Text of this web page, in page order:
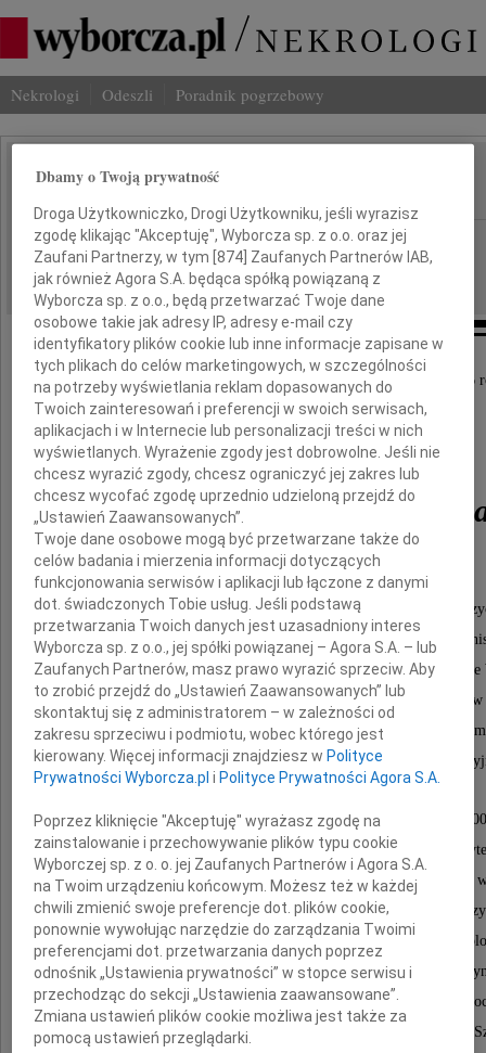
Nekrologi Odeszli Poradnik pogrzebowy
Irena Kamińska-Szmaj
REGION: Wrocław
DATA EMISJI: 03.07.2026
Z głębokim smutkiem zawiadamiamy, że 25 czerwca 2026
prof. dr hab. Irena
(1950 2026)
językoznawczyni, znakomita uczona, wspaniała
wychowawczyni wielu pokoleń wrocławskich
Profesor Irena Kamińska-Szmaj studiowała na Uniwersytecie
filologię polską i matematykę. Stopień doktora uzyskała
na podstawie pracy Różnice leksykalne między stylami
analiza statystyczna na materiale słownika
W 1995 roku otrzymała stopień doktora habilitowanego, a w roku
Od roku 1975 pracowała w Instytucie Filologii Polskiej
prowadząc zajęcia dotyczące polszczyzny XX i XXI
W latach 1998 2016 kierowała Zakładem Współczesnego
W latach 1993 1996 była zastępcą dyrektora Instytutu
ds. dydaktycznych. Była opiekunką naukową i
Nauczycielskiego im. Grzegorza Piramowicza we
W dorobku naukowym Profesor Ireny Kamińskiej-
Dbamy o Twoją prywatność
Droga Użytkowniczko, Drogi Użytkowniku, jeśli wyrazisz
zgodę klikając "Akceptuję", Wyborcza sp. z o.o. oraz jej
Zaufani Partnerzy, w tym [874 ] Zaufanych Partnerów IAB,
jak również Agora S.A. będąca spółką powiązaną z
Wyborcza sp. z o.o., będą przetwarzać Twoje dane
osobowe takie jak adresy IP, adresy e-mail czy
identyfikatory plików cookie lub inne informacje zapisane w
tych plikach do celów marketingowych, w szczególności
na potrzeby wyświetlania reklam dopasowanych do
Twoich zainteresowań i preferencji w swoich serwisach,
aplikacjach i w Internecie lub personalizacji treści w nich
wyświetlanych. Wyrażenie zgody jest dobrowolne. Jeśli nie
chcesz wyrazić zgody, chcesz ograniczyć jej zakres lub
chcesz wycofać zgodę uprzednio udzieloną przejdź do
„Ustawień Zaawansowanych”.
Twoje dane osobowe mogą być przetwarzane także do
celów badania i mierzenia informacji dotyczących
funkcjonowania serwisów i aplikacji lub łączone z danymi
dot. świadczonych Tobie usług. Jeśli podstawą
przetwarzania Twoich danych jest uzasadniony interes
Wyborcza sp. z o.o., jej spółki powiązanej – Agora S.A. – lub
Zaufanych Partnerów, masz prawo wyrazić sprzeciw. Aby
to zrobić przejdź do „Ustawień Zaawansowanych” lub
skontaktuj się z administratorem – w zależności od
zakresu sprzeciwu i podmiotu, wobec którego jest
kierowany. Więcej informacji znajdziesz w Polityce
Prywatności Wyborcza.pl i Polityce Prywatności Agora S.A.
Poprzez kliknięcie "Akceptuję" wyrażasz zgodę na
zainstalowanie i przechowywanie plików typu cookie
Wyborczej sp. z o. o. jej Zaufanych Partnerów i Agora S.A.
na Twoim urządzeniu końcowym. Możesz też w każdej
chwili zmienić swoje preferencje dot. plików cookie,
ponownie wywołując narzędzie do zarządzania Twoimi
preferencjami dot. przetwarzania danych poprzez
odnośnik „Ustawienia prywatności” w stopce serwisu i
przechodząc do sekcji „Ustawienia zaawansowane”.
Zmiana ustawień plików cookie możliwa jest także za
pomocą ustawień przeglądarki.